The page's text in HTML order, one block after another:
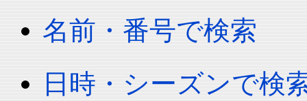
2002073S16161 2002 15 SP
2002073S16161 2002 15 SP MM
名前・番号で検索
日時・シーズンで検